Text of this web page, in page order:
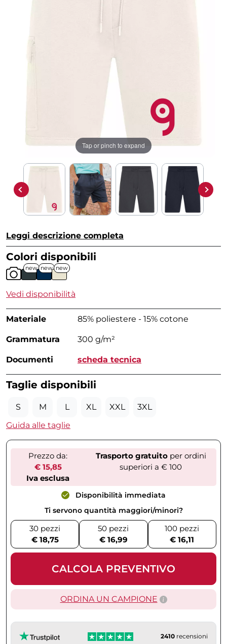
Tap or pinch to expand
Leggi descrizione completa
Colori disponibili
new new new
Vedi disponibilità
Materiale 85% poliestere - 15% cotone
Grammatura 300 g/m²
Documenti scheda tecnica
Taglie disponibili
S M L XL XXL
3XL
Guida alle taglie
Prezzo da:
€ 15,85
Iva esclusa
Trasporto gratuitoper ordini
superiori a € 100
Disponibilità immediata
Ti servono quantità maggiori/minori?
30 pezzi
€ 18,75
50 pezzi
€ 16,99
100 pezzi
€ 16,11
CALCOLA PREVENTIVO
ORDINA UN CAMPIONE
2410 recensioni